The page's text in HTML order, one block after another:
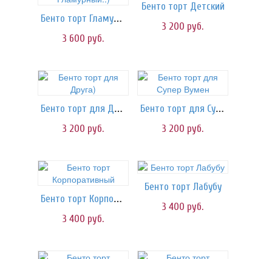
Бенто торт Гламурный..)
3 600 руб.
Бенто торт Детский
3 200 руб.
Бенто торт для Друга)
3 200 руб.
Бенто торт для Супер Вумен
3 200 руб.
Бенто торт Корпоративный
3 400 руб.
Бенто торт Лабубу
3 400 руб.